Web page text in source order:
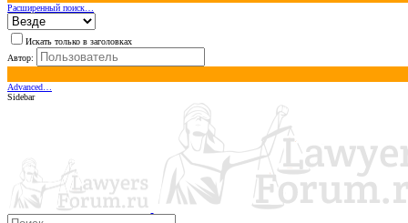
Расширенный поиск…
Искать только в заголовках
Автор:
Advanced…
Sidebar